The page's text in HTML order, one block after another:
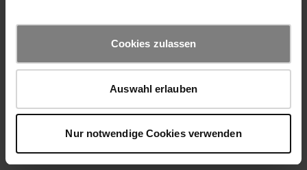
Cookies zulassen
Auswahl erlauben
Nur notwendige Cookies verwenden